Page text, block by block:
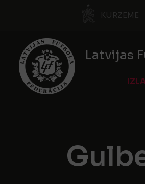
KURZEME
Latvijas